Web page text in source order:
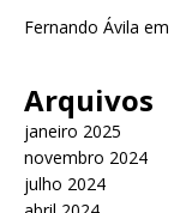
Fernando Ávila em
Arquivos
janeiro 2025
novembro 2024
julho 2024